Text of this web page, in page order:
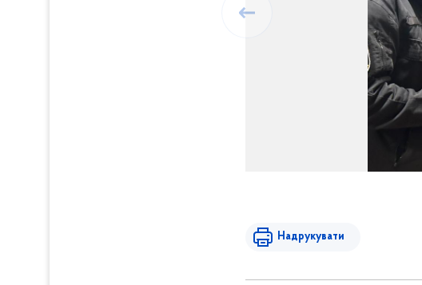
Надрукувати